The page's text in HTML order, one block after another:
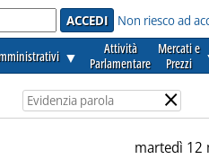
Non riesco ad
▼
Attività
Parlamentare
Mercati e
Prezzi
×
martedì 12